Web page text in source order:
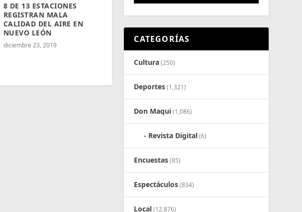
8 DE 13 ESTACIONES
REGISTRAN MALA
CALIDAD DEL AIRE EN
NUEVO LEÓN
diciembre 23, 2019
CATEGORÍAS
Cultura(250)
Deportes(1,321)
Don Maqui(1,086)
Revista Digital(6)
Encuestas(85)
Espectáculos(834)
Local(12,876)